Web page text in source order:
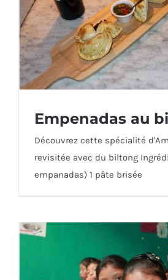
Empenadas au
Empenadas au
Découvrez cette spécialité
revisitée avec du biltong
empanadas) 1 pâte brisée